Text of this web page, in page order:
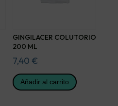
GINGILACER COLUTORIO
200 ML
7,40 €
Añadir al carrito